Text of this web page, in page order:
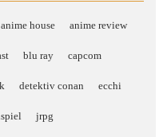
anime house anime review
blu ray capcom
detektiv conan ecchi
jrpg